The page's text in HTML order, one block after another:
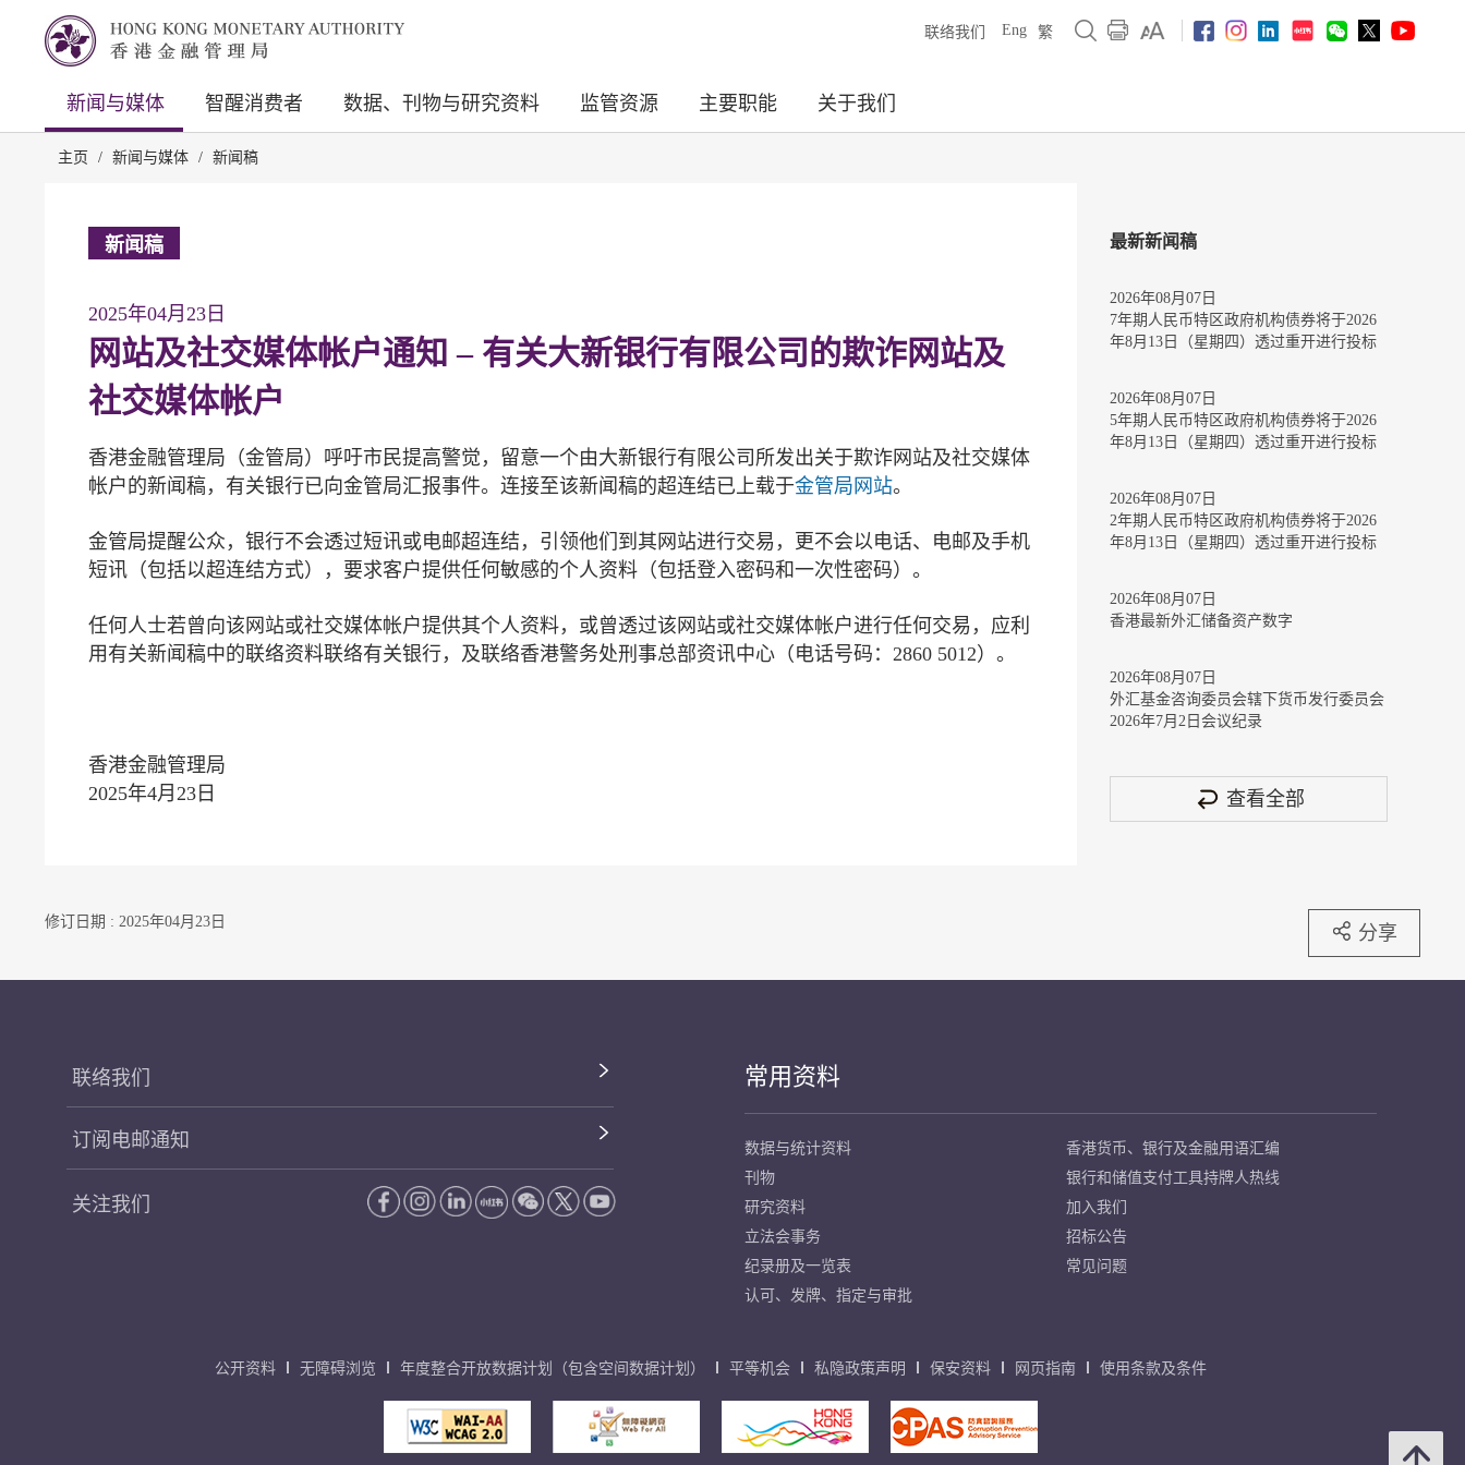
联络我们 Eng 繁
新闻与媒体 智醒消费者 数据、刊物与研究资料 监管资源 主要职能 关于我们
主页 / 新闻与媒体 / 新闻稿
新闻稿
2025年04月23日
网站及社交媒体帐户通知 – 有关大新银行有限公司的欺诈网站及
社交媒体帐户
香港金融管理局（金管局）呼吁市民提高警觉，留意一个由大新银行有限公司所发出关于欺诈网站及社交媒体
帐户的新闻稿，有关银行已向金管局汇报事件。连接至该新闻稿的超连结已上载于金管局网站。
金管局提醒公众，银行不会透过短讯或电邮超连结，引领他们到其网站进行交易，更不会以电话、电邮及手机
短讯（包括以超连结方式），要求客户提供任何敏感的个人资料（包括登入密码和一次性密码）。
任何人士若曾向该网站或社交媒体帐户提供其个人资料，或曾透过该网站或社交媒体帐户进行任何交易，应利
用有关新闻稿中的联络资料联络有关银行，及联络香港警务处刑事总部资讯中心（电话号码：2860 5012）。
香港金融管理局
2025年4月23日
最新新闻稿
2026年08月07日
7年期人民币特区政府机构债券将于2026
年8月13日（星期四）透过重开进行投标
2026年08月07日
5年期人民币特区政府机构债券将于2026
年8月13日（星期四）透过重开进行投标
2026年08月07日
2年期人民币特区政府机构债券将于2026
年8月13日（星期四）透过重开进行投标
2026年08月07日
香港最新外汇储备资产数字
2026年08月07日
外汇基金咨询委员会辖下货币发行委员会
2026年7月2日会议纪录
查看全部
修订日期 : 2025年04月23日 分享
联络我们
订阅电邮通知
关注我们
常用资料
数据与统计资料
刊物
研究资料
立法会事务
纪录册及一览表
认可、发牌、指定与审批
香港货币、银行及金融用语汇编
银行和储值支付工具持牌人热线
加入我们
招标公告
常见问题
公开资料 无障碍浏览 年度整合开放数据计划（包含空间数据计划） 平等机会 私隐政策声明 保安资料 网页指南 使用条款及条件